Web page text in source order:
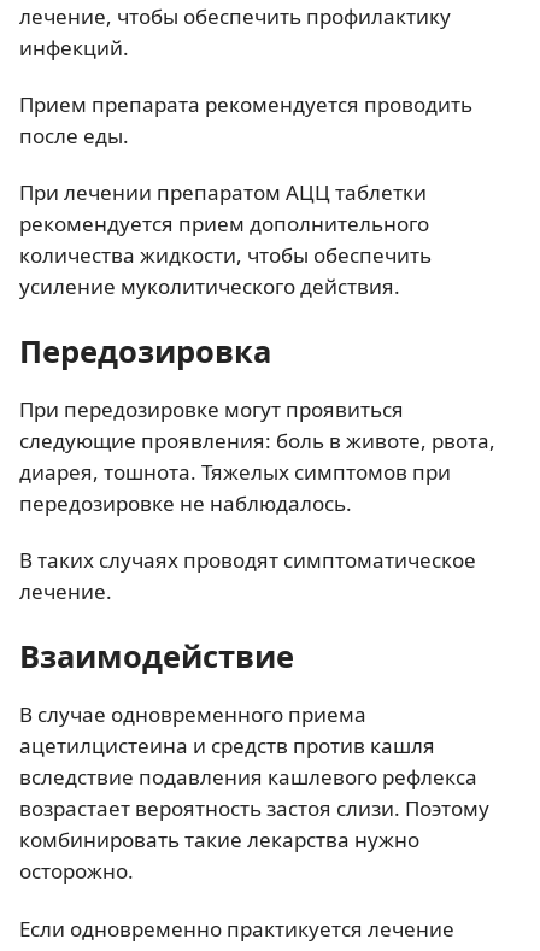
лечение, чтобы обеспечить профилактику
инфекций.
Прием препарата рекомендуется проводить
после еды.
При лечении препаратом АЦЦ таблетки
рекомендуется прием дополнительного
количества жидкости, чтобы обеспечить
усиление муколитического действия.
Передозировка
При передозировке могут проявиться
следующие проявления: боль в животе, рвота,
диарея, тошнота. Тяжелых симптомов при
передозировке не наблюдалось.
В таких случаях проводят симптоматическое
лечение.
Взаимодействие
В случае одновременного приема
ацетилцистеина и средств против кашля
вследствие подавления кашлевого рефлекса
возрастает вероятность застоя слизи. Поэтому
комбинировать такие лекарства нужно
осторожно.
Если одновременно практикуется лечение